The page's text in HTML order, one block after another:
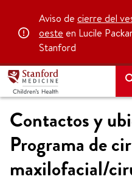
Aviso de cierre del
oeste en Lucile
Stanford
Contactos y
Programa de
maxilofacial/